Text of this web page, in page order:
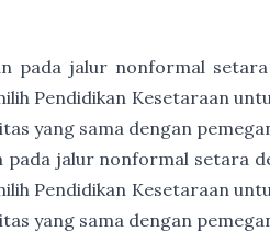
pada jalur nonformal
Pendidikan Kesetaraan
yang sama dengan
jalur nonformal setara
Pendidikan Kesetaraan
yang sama dengan